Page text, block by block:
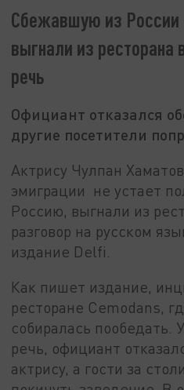
Сбежавшую из России
выгнали из ресторана
речь
Официант отказался
другие посетители
Актрису Чулпан
эмиграции не устает
Россию, выгнали из
разговор на русском
издание Delfi.
Как пишет издание,
ресторане Cemodans,
собиралась пообедать.
речь, официант
актрису, а гости за